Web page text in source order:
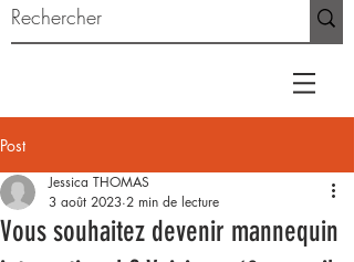
Post
Vous souhaitez devenir mannequin
Jessica THOMAS
3 août 2023 2 min de lecture